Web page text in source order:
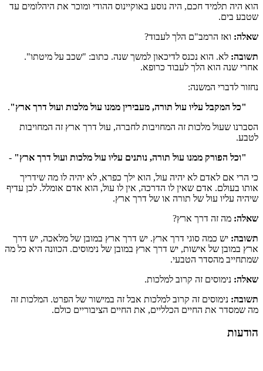
הוא היה תלמיד חכם, היה נוסע באוקיינוס ההודי ומוכר את היהלומים עד
שטבע בים.
שאלה: ואז הרמב"ם הלך לעבוד?
תשובה: לא. הוא נכנס לדיכאון למשך שנה. כתוב: "שכב על מיטתו".
אחרי שנה הוא הלך לעבוד כרופא.
נחזור לדברי המשנה:
"כל המקבל עליו עול תורה, מעבירין ממנו עול מלכות ועול דרך ארץ".
הסברנו שעול מלכות זה המחויבות לחברה, עול דרך ארץ זה המחויבות
לטבע.
"וכל הפורק ממנו עול תורה, נותנים עליו עול מלכות ועול דרך ארץ" -
כי הרי אם לאדם לא יהיה עול, הוא ילך כפרא, לא יהיה לו מה שידריך
אותו בעולם. אדם שאין לו הדרכה, אין לו עול, הוא אדם אומלל. לכן עדיף
שיהיה עליו עול של תורה או של דרך ארץ.
שאלה: מה זה דרך ארץ?
תשובה: יש כמה סוגי דרך ארץ. יש דרך ארץ במובן של מלאכה, יש דרך
ארץ במובן של אישות, יש דרך ארץ במובן של נימוסים. הכוונה היא כל מה
שמתחייב מהסדר הטבעי.
שאלה: נימוסים זה קרוב למלכות.
תשובה: נימוסים זה קרוב למלכות אבל זה במישור של הפרט. המלכות זה
מה שמסדר את החיים הכלליים, את החיים הציבוריים כולם.
הודעות